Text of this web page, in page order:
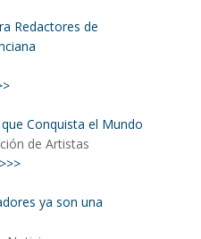
Redactores de
Conquista el Mundo
de Artistas
ya son una